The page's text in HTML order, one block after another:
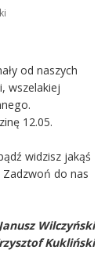
od naszych
wszelakiej
12.05.
widzisz jakąś
Zadzwoń do nas
Janusz Wilczyński
Kukliński